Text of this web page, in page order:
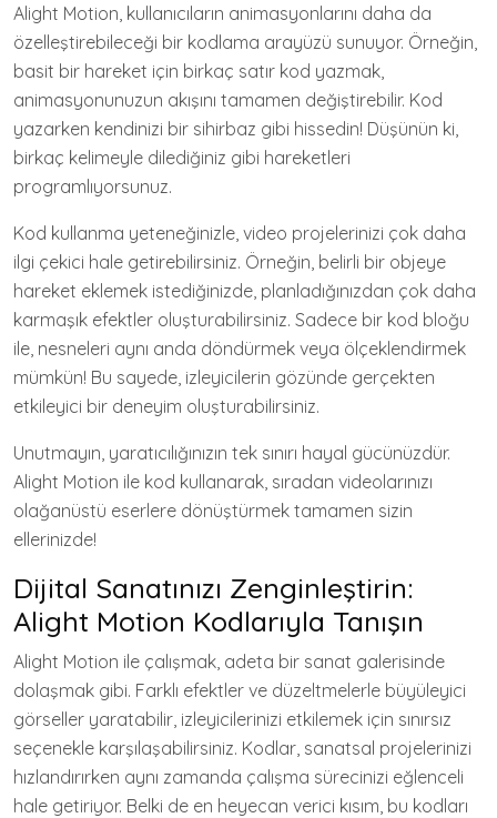
Alight Motion, kullanıcıların animasyonlarını daha da
özelleştirebileceği bir kodlama arayüzü sunuyor. Örneğin,
basit bir hareket için birkaç satır kod yazmak,
animasyonunuzun akışını tamamen değiştirebilir. Kod
yazarken kendinizi bir sihirbaz gibi hissedin! Düşünün ki,
birkaç kelimeyle dilediğiniz gibi hareketleri
programlıyorsunuz.
Kod kullanma yeteneğinizle, video projelerinizi çok daha
ilgi çekici hale getirebilirsiniz. Örneğin, belirli bir objeye
hareket eklemek istediğinizde, planladığınızdan çok daha
karmaşık efektler oluşturabilirsiniz. Sadece bir kod bloğu
ile, nesneleri aynı anda döndürmek veya ölçeklendirmek
mümkün! Bu sayede, izleyicilerin gözünde gerçekten
etkileyici bir deneyim oluşturabilirsiniz.
Unutmayın, yaratıcılığınızın tek sınırı hayal gücünüzdür.
Alight Motion ile kod kullanarak, sıradan videolarınızı
olağanüstü eserlere dönüştürmek tamamen sizin
ellerinizde!
Dijital Sanatınızı Zenginleştirin:
Alight Motion Kodlarıyla Tanışın
Alight Motion ile çalışmak, adeta bir sanat galerisinde
dolaşmak gibi. Farklı efektler ve düzeltmelerle büyüleyici
görseller yaratabilir, izleyicilerinizi etkilemek için sınırsız
seçenekle karşılaşabilirsiniz. Kodlar, sanatsal projelerinizi
hızlandırırken aynı zamanda çalışma sürecinizi eğlenceli
hale getiriyor. Belki de en heyecan verici kısım, bu kodları